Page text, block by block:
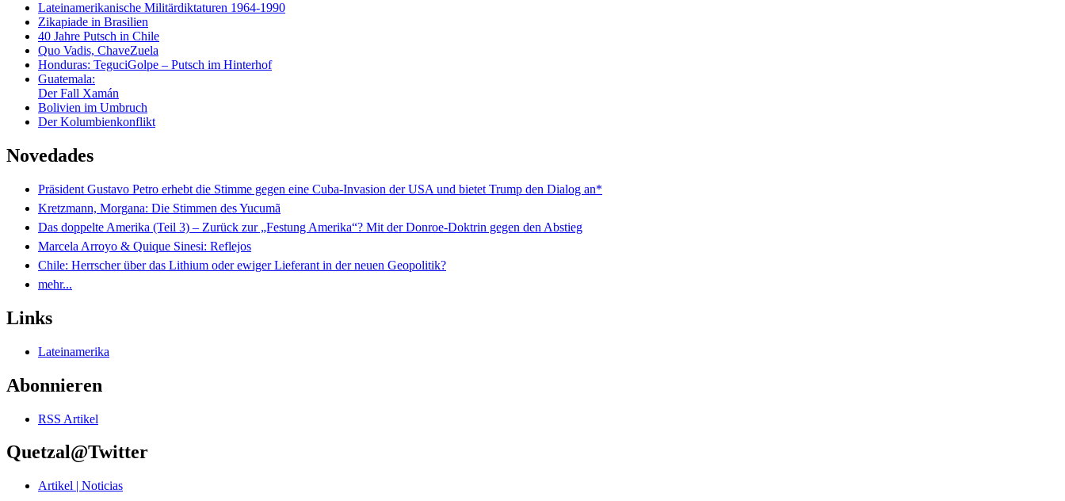
Lateinamerikanische Militärdiktaturen 1964-1990
Zikapiade in Brasilien
40 Jahre Putsch in Chile
Quo Vadis, ChaveZuela
Honduras: TeguciGolpe – Putsch im Hinterhof
Guatemala:
Der Fall Xamán
Bolivien im Umbruch
Der Kolumbienkonflikt
Novedades
Präsident Gustavo Petro erhebt die Stimme gegen eine Cuba-Invasion der USA und bietet Trump den Dialog an*
Kretzmann, Morgana: Die Stimmen des Yucumã
Das doppelte Amerika (Teil 3) – Zurück zur „Festung Amerika“? Mit der Donroe-Doktrin gegen den Abstieg
Marcela Arroyo & Quique Sinesi: Reflejos
Chile: Herrscher über das Lithium oder ewiger Lieferant in der neuen Geopolitik?
mehr...
Links
Lateinamerika
Abonnieren
RSS Artikel
Quetzal@Twitter
Artikel | Noticias